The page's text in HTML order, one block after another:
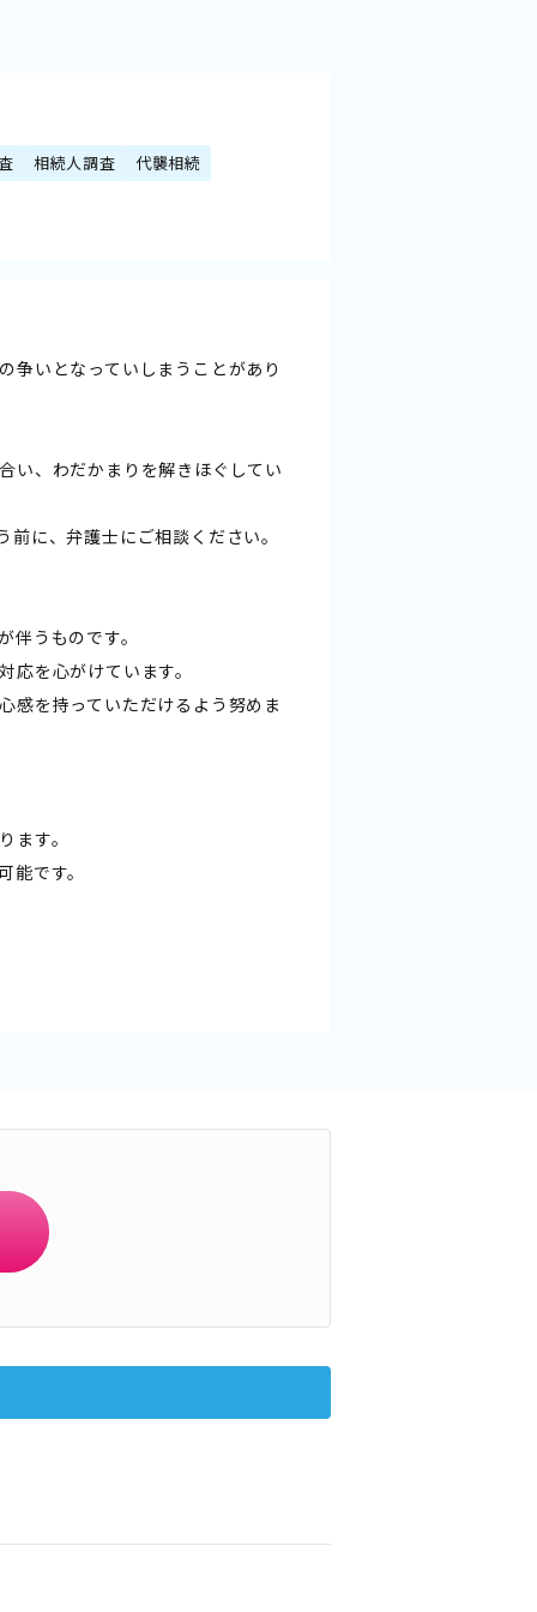
相続人調査 代襲相続
争いとなっていしまうことがあり
い、わだかまりを解きほぐしてい
に、弁護士にご相談ください。
うものです。
を心がけています。
感を持っていただけるよう努めま
ます。
です。